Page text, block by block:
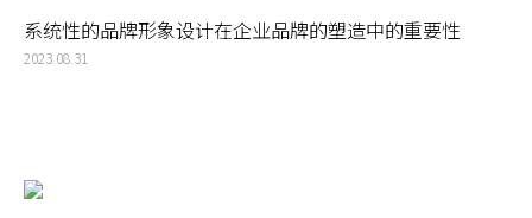
系统性的品牌形象设计在企业品牌的塑造中的重要性
2023.08.31